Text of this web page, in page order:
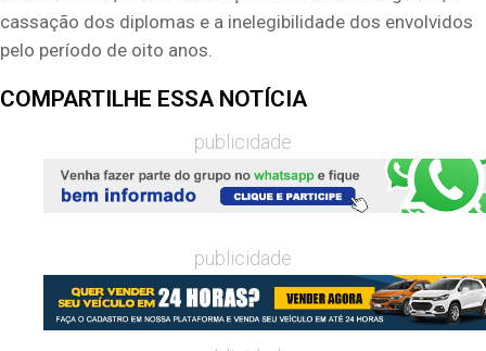
cassação dos diplomas e a inelegibilidade dos envolvidos
pelo período de oito anos.
COMPARTILHE ESSA NOTÍCIA
publicidade
publicidade